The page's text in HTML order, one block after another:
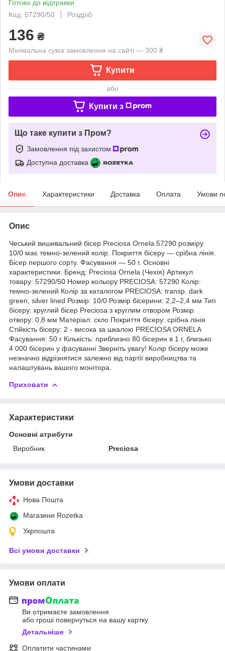
Готово до відправки
Код: 57290/50
Роздріб
136 ₴
Мінімальна сума замовлення на сайті — 300 ₴
Купити
або
Купити з
Що таке купити з Пром?
Замовлення під захистом
Доступна доставка
Опис Характеристики Доставка Оплата Умови
Опис
Чеський вишивальний бісер Preciosa Ornela 57290 розміру
10/0 має темно-зелений колір. Покриття бісеру — срібна лінія.
Бісер першого сорту. Фасування — 50 г. Основні
характеристики: Бренд: Preciosa Ornela (Чехія) Артикул
товару: 57290/50 Номер кольору PRECIOSA: 57290 Колір:
темно-зелений Колір за каталогом PRECIOSA: transp. dark
green, silver lined Розмір: 10/0 Розмір бісерини: 2,2–2,4 мм Тип
бісеру: круглий бісер Preciosa з круглим отвором Розмір
отвору: 0,8 мм Матеріал: скло Покриття бісеру: срібна лінія
Стійкість бісеру: 2 - висока за шкалою PRECIOSA ORNELA
Фасування: 50 г Кількість: приблизно 80 бісерин в 1 г, близько
4 000 бісерин у фасуванні Зверніть увагу! Колір бісеру може
незначно відрізнятися залежно від партії виробництва та
налаштувань вашого монітора.
Приховати
Характеристики
Основні атрибути
Виробник
Preciosa
Умови доставки
Нова Пошта
Магазини Rozetka
Укрпошта
Всі умови доставки
Умови оплати
Ви отримаєте замовлення
або гроші повернуться на вашу картку
Детальніше
Оплатити частинами